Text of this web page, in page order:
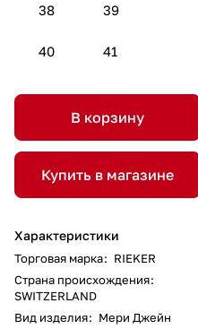
38 39
40 41
В корзину
Купить в магазине
Характеристики
Торговая марка: RIEKER
Страна происхождения:
SWITZERLAND
Вид изделия: Мери Джейн